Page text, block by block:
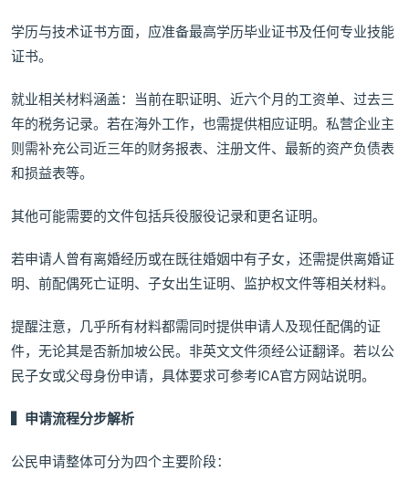
学历与技术证书方面，应准备最高学历毕业证书及任何专业技能
证书。
就业相关材料涵盖：当前在职证明、近六个月的工资单、过去三
年的税务记录。若在海外工作，也需提供相应证明。私营企业主
则需补充公司近三年的财务报表、注册文件、最新的资产负债表
和损益表等。
其他可能需要的文件包括兵役服役记录和更名证明。
若申请人曾有离婚经历或在既往婚姻中有子女，还需提供离婚证
明、前配偶死亡证明、子女出生证明、监护权文件等相关材料。
提醒注意，几乎所有材料都需同时提供申请人及现任配偶的证
件，无论其是否新加坡公民。非英文文件须经公证翻译。若以公
民子女或父母身份申请，具体要求可参考ICA官方网站说明。
▍申请流程分步解析
公民申请整体可分为四个主要阶段：